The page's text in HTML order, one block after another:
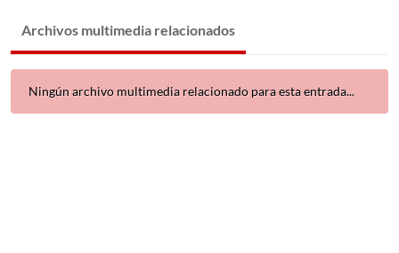
Archivos multimedia relacionados
Ningún archivo multimedia relacionado para esta entrada...